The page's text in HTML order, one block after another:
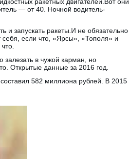
— от 40. Ночной водитель-
и запускать ракеты.И не обязательно
себя, если что, «Ярсы», «Тополя» и
залезать в чужой карман, но
Открытые данные за 2016 год.
582 миллиона рублей. В 2015